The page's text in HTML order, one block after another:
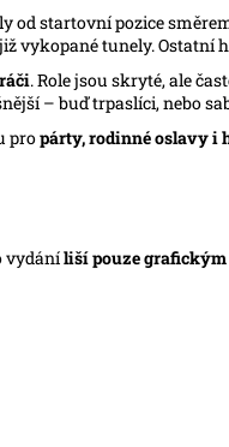
od startovní pozice
vykopané tunely. Ostatní
. Role jsou skryté, ale
– buď trpaslíci, nebo
propárty, rodinné oslavy i
vydáníliší pouze